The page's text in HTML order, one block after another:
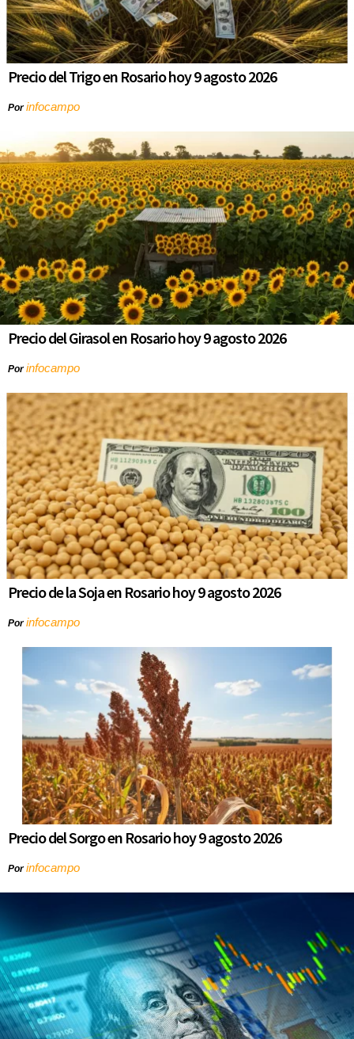
Precio del Trigo en Rosario hoy 9 agosto 2026
Porinfocampo
Precio del Girasol en Rosario hoy 9 agosto 2026
Porinfocampo
Precio de la Soja en Rosario hoy 9 agosto 2026
Porinfocampo
Precio del Sorgo en Rosario hoy 9 agosto 2026
Porinfocampo